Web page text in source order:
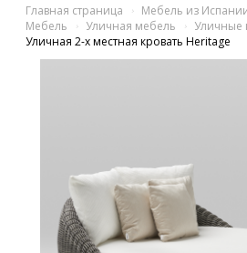
Главная страница
Мебель из
Мебель
Уличная мебель
Уличные
Уличная 2-х местная кровать Heritage